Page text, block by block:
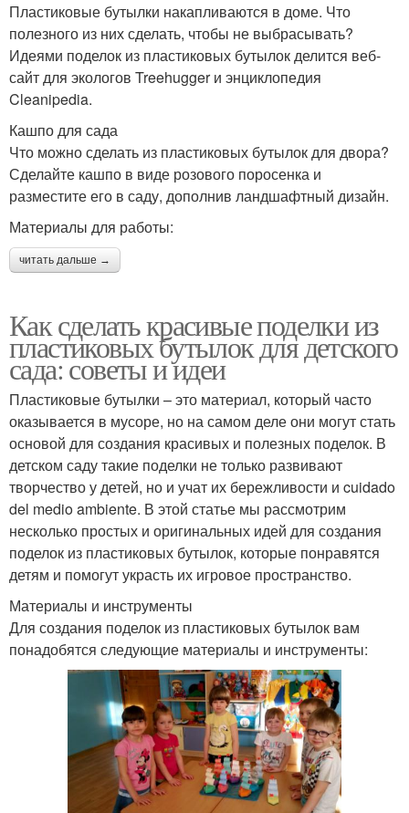
Пластиковые бутылки накапливаются в доме. Что
полезного из них сделать, чтобы не выбрасывать?
Идеями поделок из пластиковых бутылок делится веб-
сайт для экологов Treehugger и энциклопедия
Cleanipedia.
Кашпо для сада
Что можно сделать из пластиковых бутылок для двора?
Сделайте кашпо в виде розового поросенка и
разместите его в саду, дополнив ландшафтный дизайн.
Материалы для работы:
читать дальше →
Как сделать красивые поделки из
пластиковых бутылок для детского
сада: советы и идеи
Пластиковые бутылки – это материал, который часто
оказывается в мусоре, но на самом деле они могут стать
основой для создания красивых и полезных поделок. В
детском саду такие поделки не только развивают
творчество у детей, но и учат их бережливости и cuidado
del medio ambiente. В этой статье мы рассмотрим
несколько простых и оригинальных идей для создания
поделок из пластиковых бутылок, которые понравятся
детям и помогут украсть их игровое пространство.
Материалы и инструменты
Для создания поделок из пластиковых бутылок вам
понадобятся следующие материалы и инструменты: